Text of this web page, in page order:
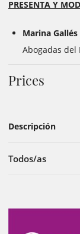
PRESENTA Y
Marina Gallés
Abogadas del
Prices
Descripción
Todos/as